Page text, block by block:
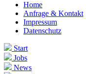
Home
Anfrage & Kontakt
Impressum
Datenschutz
Start
Jobs
News